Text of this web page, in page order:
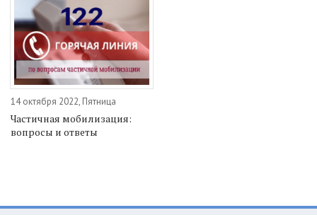
14 октября 2022, Пятница
Частичная мобилизация:
вопросы и ответы